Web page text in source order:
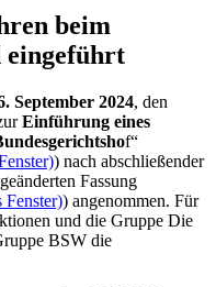
beim
eingeführt
September 2024, den
Einführung eines
f“
) nach abschließender
Fassung
Fenster)) angenommen. Für
und die Gruppe Die
BSW die